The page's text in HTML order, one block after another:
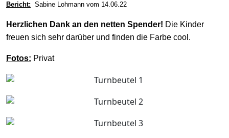
Bericht: Sabine Lohmann vom 14.06.22
Herzlichen Dank an den netten Spender! Die Kinder
freuen sich sehr darüber und finden die Farbe cool.
Fotos: Privat